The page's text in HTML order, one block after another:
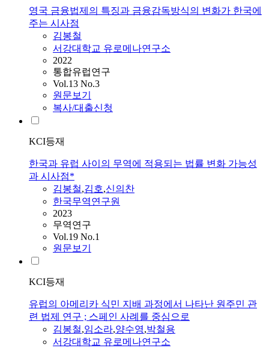
영국 금융법제의 특징과 금융감독방식의 변화가 한국에
주는 시사점
김봉철
서강대학교 유로메나연구소
2022
통합유럽연구
Vol.13 No.3
원문보기
복사/대출신청
KCI등재
한국과 유럽 사이의 무역에 적용되는 법률 변화 가능성
과 시사점*
김봉철,김호,신의찬
한국무역연구원
2023
무역연구
Vol.19 No.1
원문보기
KCI등재
유럽의 아메리카 식민 지배 과정에서 나타난 원주민 관
련 법제 연구 ; 스페인 사례를 중심으로
김봉철,임소라,양수영,박철용
서강대학교 유로메나연구소